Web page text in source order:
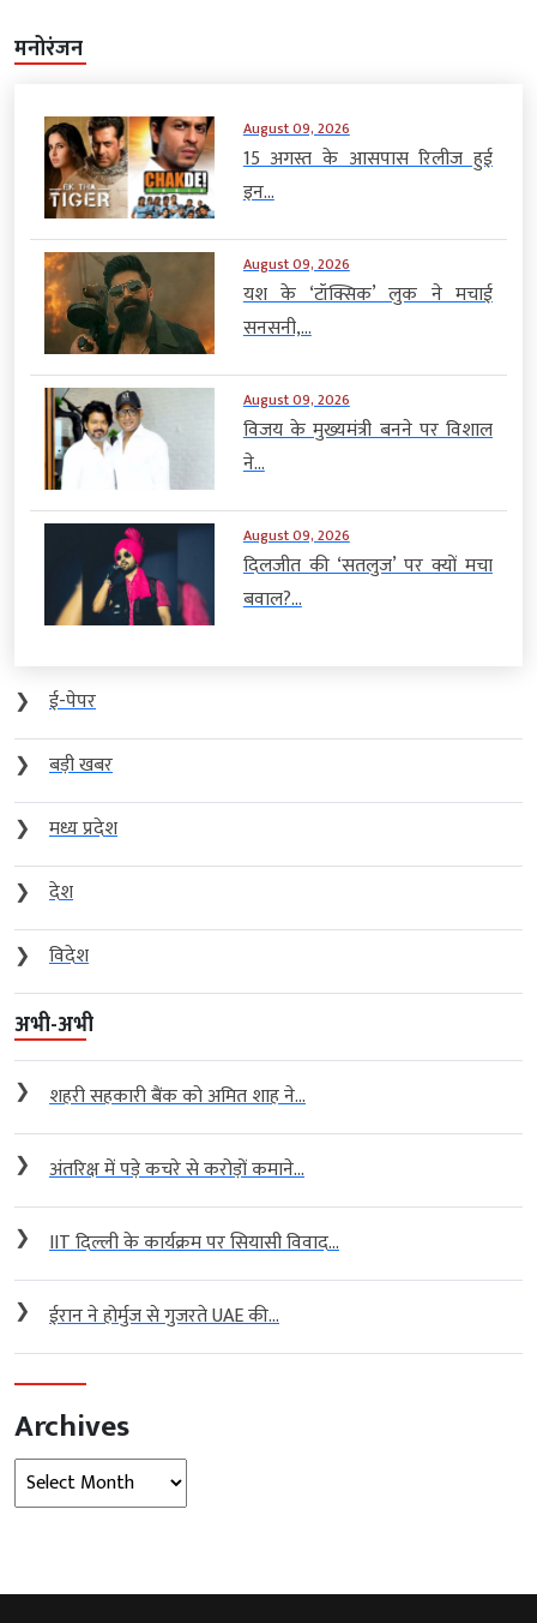
मनोरंजन
August 09, 2026
15 अगस्त के आसपास रिलीज हुई
इन...
August 09, 2026
यश के ‘टॉक्सिक’ लुक ने मचाई
सनसनी,...
August 09, 2026
विजय के मुख्यमंत्री बनने पर विशाल
ने...
August 09, 2026
दिलजीत की ‘सतलुज’ पर क्यों मचा
बवाल?...
❯
ई-पेपर
❯
बड़ी खबर
❯
मध्य प्रदेश
❯
देश
❯
विदेश
अभी-अभी
❯ शहरी सहकारी बैंक को अमित शाह ने...
❯ अंतरिक्ष में पड़े कचरे से करोड़ों कमाने...
❯ IIT दिल्ली के कार्यक्रम पर सियासी विवाद...
❯ ईरान ने होर्मुज से गुजरते UAE की...
Archives
Archives